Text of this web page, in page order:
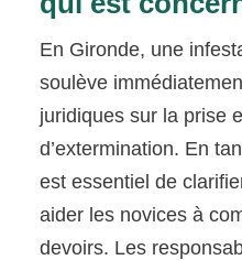
En Gironde, une
soulève
juridiques sur la prise
d’extermination. En
est essentiel de
aider les novices à
devoirs. Les